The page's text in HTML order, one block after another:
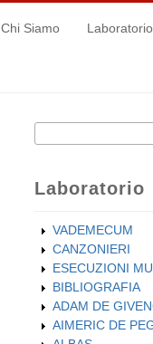
Chi Siamo Laboratorio
Form di
Cerca
Laboratorio
VADEMECUM
CANZONIERI
ESECUZIONI
BIBLIOGRAFIA
ADAM DE
AIMERIC DE